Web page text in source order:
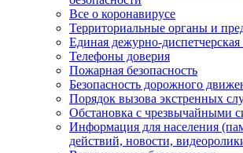
Все о коронавирусе
Территориальные органы и
Единая дежурно-
Телефоны доверия
Пожарная безопасность
Безопасность дорожного
Порядок вызова экстренных
Обстановка с чрезвычайными
Информация для населения
действий, новости,